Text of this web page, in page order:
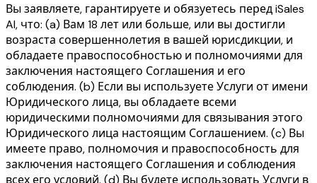
Вы заявляете, гарантируете и обязуетесь перед iSales
AI, что: (a) Вам 18 лет или больше, или вы достигли
возраста совершеннолетия в вашей юрисдикции, и
обладаете правоспособностью и полномочиями для
заключения настоящего Соглашения и его
соблюдения. (b) Если вы используете Услуги от имени
Юридического лица, вы обладаете всеми
юридическими полномочиями для связывания этого
Юридического лица настоящим Соглашением. (c) Вы
имеете право, полномочия и правоспособность для
заключения настоящего Соглашения и соблюдения
всех его условий. (d) Вы будете использовать Услуги в